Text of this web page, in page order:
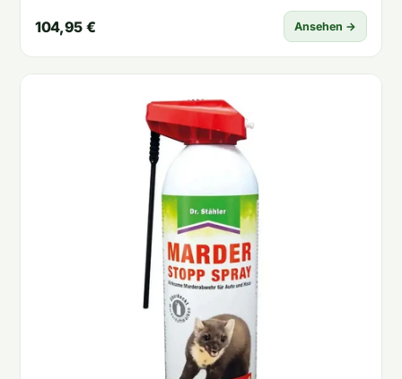
104,95 € Ansehen →